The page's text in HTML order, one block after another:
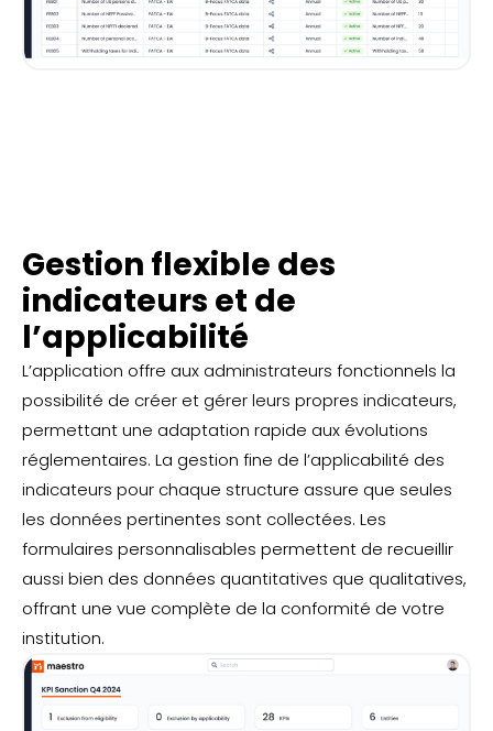
Gestion flexible des
indicateurs et de
l’applicabilité
L’application offre aux administrateurs fonctionnels la
possibilité de créer et gérer leurs propres indicateurs,
permettant une adaptation rapide aux évolutions
réglementaires. La gestion fine de l’applicabilité des
indicateurs pour chaque structure assure que seules
les données pertinentes sont collectées. Les
formulaires personnalisables permettent de recueillir
aussi bien des données quantitatives que qualitatives,
offrant une vue complète de la conformité de votre
institution.